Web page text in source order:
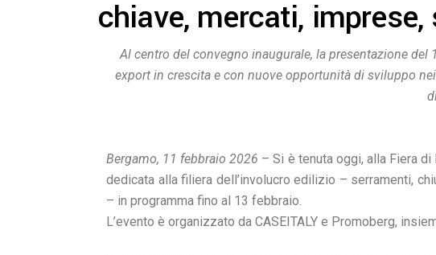
chiave, mercati,
Al centro del convegno inaugurale, la presentazione del
export in crescita e con nuove opportunità di sviluppo
Bergamo, 11 febbraio 2026 – Si è tenuta oggi, alla Fiera
dedicata alla filiera dell’involucro edilizio – serramenti,
– in programma fino al 13 febbraio.
L’evento è organizzato da CASEITALY e Promoberg,